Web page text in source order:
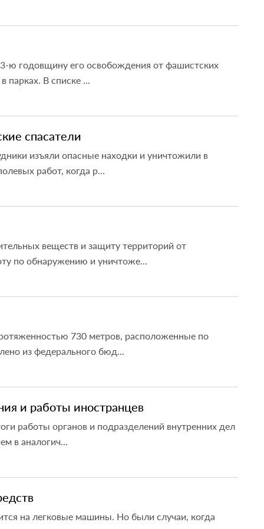
ю годовщину его освобождения от фашистских
парках. В списке ...
спасатели
изъяли опасные находки и уничтожили в
работ, когда р...
веществ и защиту территорий от
по обнаружению и уничтоже...
730 метров, расположенные по
из федерального бюд...
и работы иностранцев
работы органов и подразделений внутренних дел
в аналогич...
на легковые машины. Но были случаи, когда